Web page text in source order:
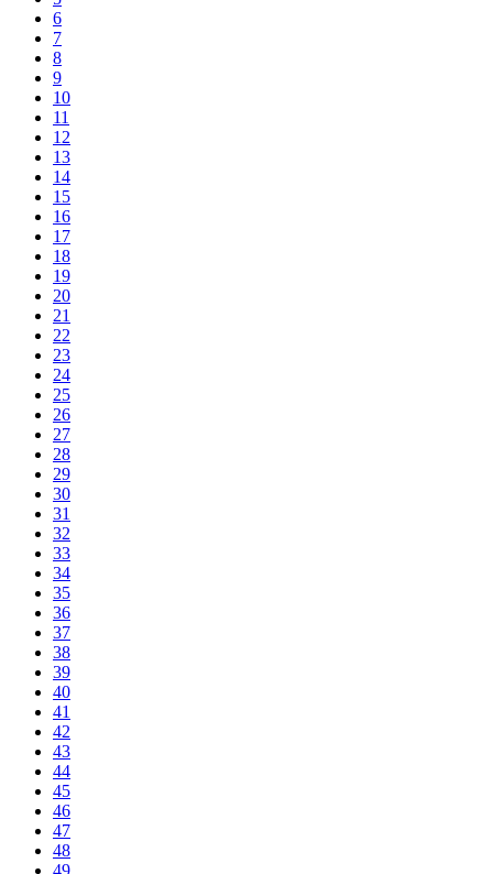
6
7
8
9
10
11
12
13
14
15
16
17
18
19
20
21
22
23
24
25
26
27
28
29
30
31
32
33
34
35
36
37
38
39
40
41
42
43
44
45
46
47
48
49